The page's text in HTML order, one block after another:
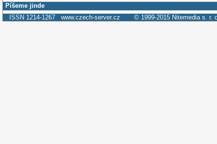
Píšeme jinde
ISSN 1214-1267 www.czech-server.cz © 1999-2015 Nitemedia s. r.